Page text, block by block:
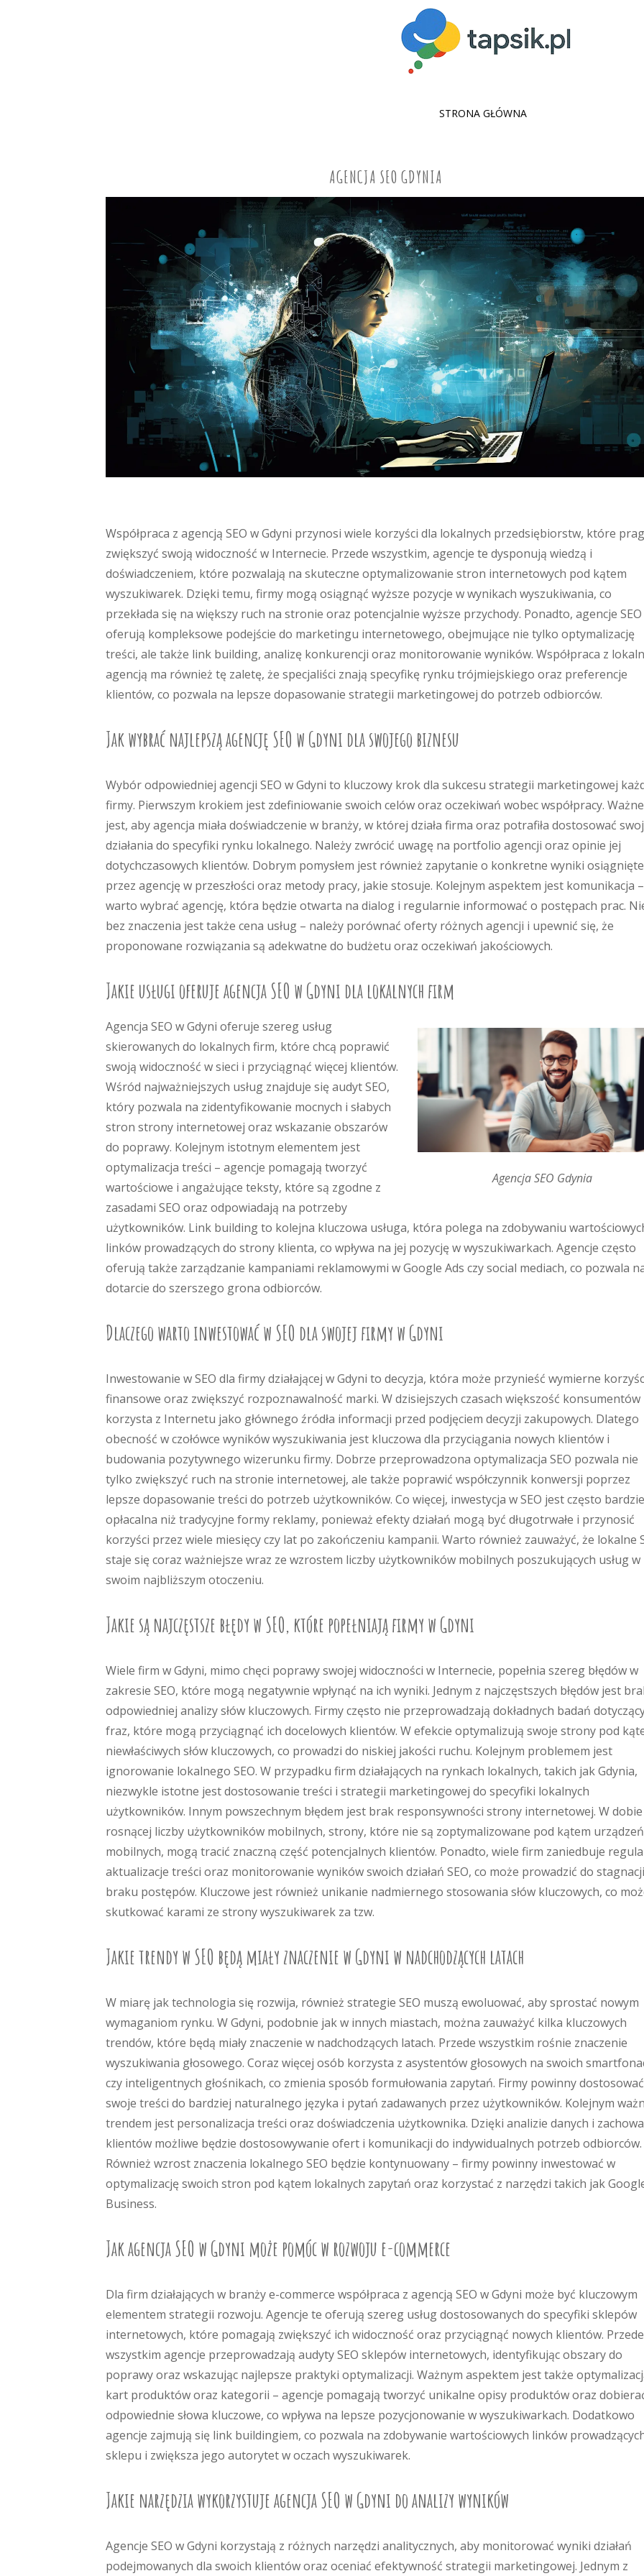
SKIP
STRONA GŁÓWNA
AGENCJA SEO GDYNIA
Współpraca z agencją SEO w Gdyni przynosi wiele korzyści dla lokalnych przedsiębiorstw, które
zwiększyć swoją widoczność w Internecie. Przede wszystkim, agencje te dysponują wiedzą i
doświadczeniem, które pozwalają na skuteczne optymalizowanie stron internetowych pod kątem
wyszukiwarek. Dzięki temu, firmy mogą osiągnąć wyższe pozycje w wynikach wyszukiwania, co
przekłada się na większy ruch na stronie oraz potencjalnie wyższe przychody. Ponadto, agencje SEO
oferują kompleksowe podejście do marketingu internetowego, obejmujące nie tylko optymalizację
treści, ale także link building, analizę konkurencji oraz monitorowanie wyników. Współpraca z
agencją ma również tę zaletę, że specjaliści znają specyfikę rynku trójmiejskiego oraz preferencje
klientów, co pozwala na lepsze dopasowanie strategii marketingowej do potrzeb odbiorców.
Jak wybrać najlepszą agencję SEO w Gdyni dla swojego biznesu
Wybór odpowiedniej agencji SEO w Gdyni to kluczowy krok dla sukcesu strategii marketingowej
firmy. Pierwszym krokiem jest zdefiniowanie swoich celów oraz oczekiwań wobec współpracy. Ważne
jest, aby agencja miała doświadczenie w branży, w której działa firma oraz potrafiła dostosować
działania do specyfiki rynku lokalnego. Należy zwrócić uwagę na portfolio agencji oraz opinie jej
dotychczasowych klientów. Dobrym pomysłem jest również zapytanie o konkretne wyniki osiągnięte
przez agencję w przeszłości oraz metody pracy, jakie stosuje. Kolejnym aspektem jest komunikacja –
warto wybrać agencję, która będzie otwarta na dialog i regularnie informować o postępach prac.
bez znaczenia jest także cena usług – należy porównać oferty różnych agencji i upewnić się, że
proponowane rozwiązania są adekwatne do budżetu oraz oczekiwań jakościowych.
Jakie usługi oferuje agencja SEO w Gdyni dla lokalnych firm
Agencja SEO Gdynia
Agencja SEO w Gdyni oferuje szereg usług
skierowanych do lokalnych firm, które chcą poprawić
swoją widoczność w sieci i przyciągnąć więcej klientów.
Wśród najważniejszych usług znajduje się audyt SEO,
który pozwala na zidentyfikowanie mocnych i słabych
stron strony internetowej oraz wskazanie obszarów
do poprawy. Kolejnym istotnym elementem jest
optymalizacja treści – agencje pomagają tworzyć
wartościowe i angażujące teksty, które są zgodne z
zasadami SEO oraz odpowiadają na potrzeby
użytkowników. Link building to kolejna kluczowa usługa, która polega na zdobywaniu
linków prowadzących do strony klienta, co wpływa na jej pozycję w wyszukiwarkach. Agencje często
oferują także zarządzanie kampaniami reklamowymi w Google Ads czy social mediach, co pozwala
dotarcie do szerszego grona odbiorców.
Dlaczego warto inwestować w SEO dla swojej firmy w Gdyni
Inwestowanie w SEO dla firmy działającej w Gdyni to decyzja, która może przynieść wymierne
finansowe oraz zwiększyć rozpoznawalność marki. W dzisiejszych czasach większość konsumentów
korzysta z Internetu jako głównego źródła informacji przed podjęciem decyzji zakupowych. Dlatego
obecność w czołówce wyników wyszukiwania jest kluczowa dla przyciągania nowych klientów i
budowania pozytywnego wizerunku firmy. Dobrze przeprowadzona optymalizacja SEO pozwala nie
tylko zwiększyć ruch na stronie internetowej, ale także poprawić współczynnik konwersji poprzez
lepsze dopasowanie treści do potrzeb użytkowników. Co więcej, inwestycja w SEO jest często
opłacalna niż tradycyjne formy reklamy, ponieważ efekty działań mogą być długotrwałe i przynosić
korzyści przez wiele miesięcy czy lat po zakończeniu kampanii. Warto również zauważyć, że lokalne
staje się coraz ważniejsze wraz ze wzrostem liczby użytkowników mobilnych poszukujących usług w
swoim najbliższym otoczeniu.
Jakie są najczęstsze błędy w SEO, które popełniają firmy w Gdyni
Wiele firm w Gdyni, mimo chęci poprawy swojej widoczności w Internecie, popełnia szereg błędów w
zakresie SEO, które mogą negatywnie wpłynąć na ich wyniki. Jednym z najczęstszych błędów jest
odpowiedniej analizy słów kluczowych. Firmy często nie przeprowadzają dokładnych badań
fraz, które mogą przyciągnąć ich docelowych klientów. W efekcie optymalizują swoje strony pod
niewłaściwych słów kluczowych, co prowadzi do niskiej jakości ruchu. Kolejnym problemem jest
ignorowanie lokalnego SEO. W przypadku firm działających na rynkach lokalnych, takich jak Gdynia,
niezwykle istotne jest dostosowanie treści i strategii marketingowej do specyfiki lokalnych
użytkowników. Innym powszechnym błędem jest brak responsywności strony internetowej. W dobie
rosnącej liczby użytkowników mobilnych, strony, które nie są zoptymalizowane pod kątem urządzeń
mobilnych, mogą tracić znaczną część potencjalnych klientów. Ponadto, wiele firm zaniedbuje
aktualizacje treści oraz monitorowanie wyników swoich działań SEO, co może prowadzić do
braku postępów. Kluczowe jest również unikanie nadmiernego stosowania słów kluczowych, co
skutkować karami ze strony wyszukiwarek za tzw.
Jakie trendy w SEO będą miały znaczenie w Gdyni w nadchodzących latach
W miarę jak technologia się rozwija, również strategie SEO muszą ewoluować, aby sprostać nowym
wymaganiom rynku. W Gdyni, podobnie jak w innych miastach, można zauważyć kilka kluczowych
trendów, które będą miały znaczenie w nadchodzących latach. Przede wszystkim rośnie znaczenie
wyszukiwania głosowego. Coraz więcej osób korzysta z asystentów głosowych na swoich
czy inteligentnych głośnikach, co zmienia sposób formułowania zapytań. Firmy powinny dostosować
swoje treści do bardziej naturalnego języka i pytań zadawanych przez użytkowników. Kolejnym
trendem jest personalizacja treści oraz doświadczenia użytkownika. Dzięki analizie danych i
klientów możliwe będzie dostosowywanie ofert i komunikacji do indywidualnych potrzeb odbiorców.
Również wzrost znaczenia lokalnego SEO będzie kontynuowany – firmy powinny inwestować w
optymalizację swoich stron pod kątem lokalnych zapytań oraz korzystać z narzędzi takich jak
Business.
Jak agencja SEO w Gdyni może pomóc w rozwoju e-commerce
Dla firm działających w branży e-commerce współpraca z agencją SEO w Gdyni może być kluczowym
elementem strategii rozwoju. Agencje te oferują szereg usług dostosowanych do specyfiki sklepów
internetowych, które pomagają zwiększyć ich widoczność oraz przyciągnąć nowych klientów. Przede
wszystkim agencje przeprowadzają audyty SEO sklepów internetowych, identyfikując obszary do
poprawy oraz wskazując najlepsze praktyki optymalizacji. Ważnym aspektem jest także
kart produktów oraz kategorii – agencje pomagają tworzyć unikalne opisy produktów oraz
odpowiednie słowa kluczowe, co wpływa na lepsze pozycjonowanie w wyszukiwarkach. Dodatkowo
agencje zajmują się link buildingiem, co pozwala na zdobywanie wartościowych linków
sklepu i zwiększa jego autorytet w oczach wyszukiwarek.
Jakie narzędzia wykorzystuje agencja SEO w Gdyni do analizy wyników
Agencje SEO w Gdyni korzystają z różnych narzędzi analitycznych, aby monitorować wyniki działań
podejmowanych dla swoich klientów oraz oceniać efektywność strategii marketingowej. Jednym z